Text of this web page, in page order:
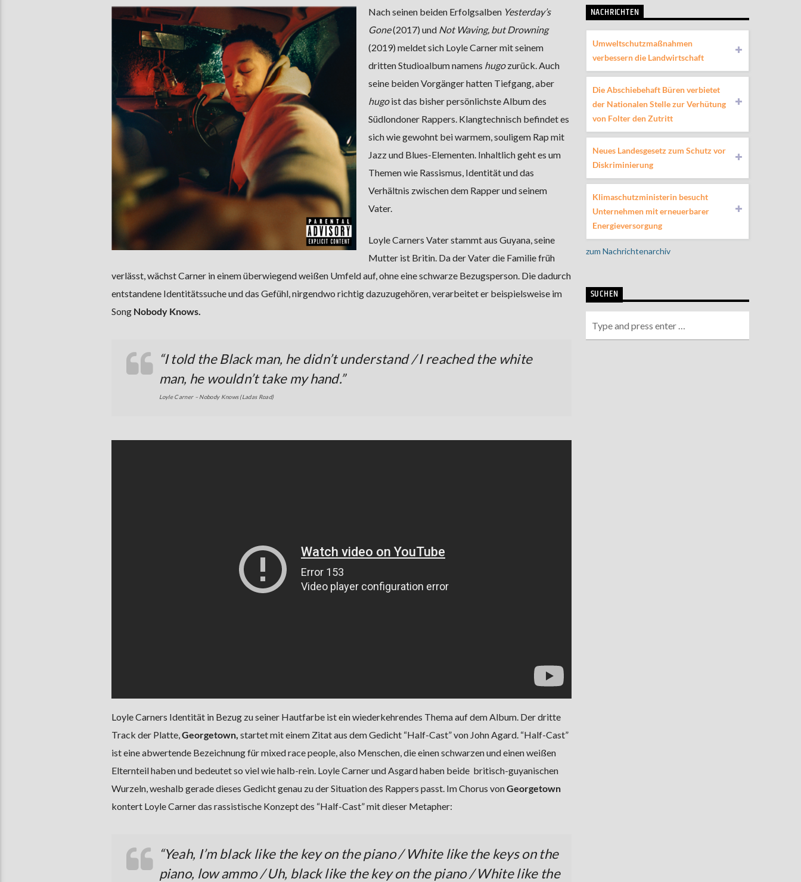
Nach seinen beiden Erfolgsalben Yesterday’s
Gone(2017) undNot Waving, but Drowning
(2019) meldet sich Loyle Carner mit seinem
dritten Studioalbum namens hugozurück. Auch
seine beiden Vorgänger hatten Tiefgang, aber
hugoist das bisher persönlichste Album des
Südlondoner Rappers. Klangtechnisch befindet es
sich wie gewohnt bei warmem, souligem Rap mit
Jazz und Blues-Elementen. Inhaltlich geht es um
Themen wie Rassismus, Identität und das
Verhältnis zwischen dem Rapper und seinem
Vater.
Loyle Carners Vater stammt aus Guyana, seine
Mutter ist Britin. Da der Vater die Familie früh
verlässt, wächst Carner in einem überwiegend weißen Umfeld auf, ohne eine schwarze Bezugsperson. Die dadurch
entstandene Identitätssuche und das Gefühl, nirgendwo richtig dazuzugehören, verarbeitet er beispielsweise im
Song Nobody Knows.
“I told the Black man, he didn’t understand / I reached the white
man, he wouldn’t take my hand.”
Loyle Carner – Nobody Knows (Ladas Road)
Loyle Carners Identität in Bezug zu seiner Hautfarbe ist ein wiederkehrendes Thema auf dem Album. Der dritte
Track der Platte,Georgetown, startet mit einem Zitat aus dem Gedicht “Half-Cast” von John Agard. “Half-Cast”
ist eine abwertende Bezeichnung für mixed race people, also Menschen, die einen schwarzen und einen weißen
Elternteil haben und bedeutet so viel wie halb-rein. Loyle Carner und Asgard haben beide britisch-guyanischen
Wurzeln, weshalb gerade dieses Gedicht genau zu der Situation des Rappers passt. Im Chorus vonGeorgetown
kontert Loyle Carner das rassistische Konzept des “Half-Cast” mit dieser Metapher:
“Yeah, I’m black like the key on the piano / White like the keys on the
piano, low ammo / Uh, black like the key on the piano / White like the
NACHRICHTEN
Umweltschutzmaßnahmen
verbessern die Landwirtschaft
Die Abschiebehaft Büren verbietet
der Nationalen Stelle zur Verhütung
von Folter den Zutritt
Neues Landesgesetz zum Schutz vor
Diskriminierung
Klimaschutzministerin besucht
Unternehmen mit erneuerbarer
Energieversorgung
zum Nachrichtenarchiv
SUCHEN